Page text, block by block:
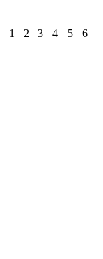
1 2 3 4 5 6